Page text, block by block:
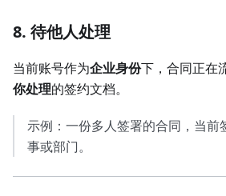
8. 待他人处理
当前账号作为企业身份下，合同正在
你处理的签约文档。
示例：一份多人签署的合同，当前
事或部门。